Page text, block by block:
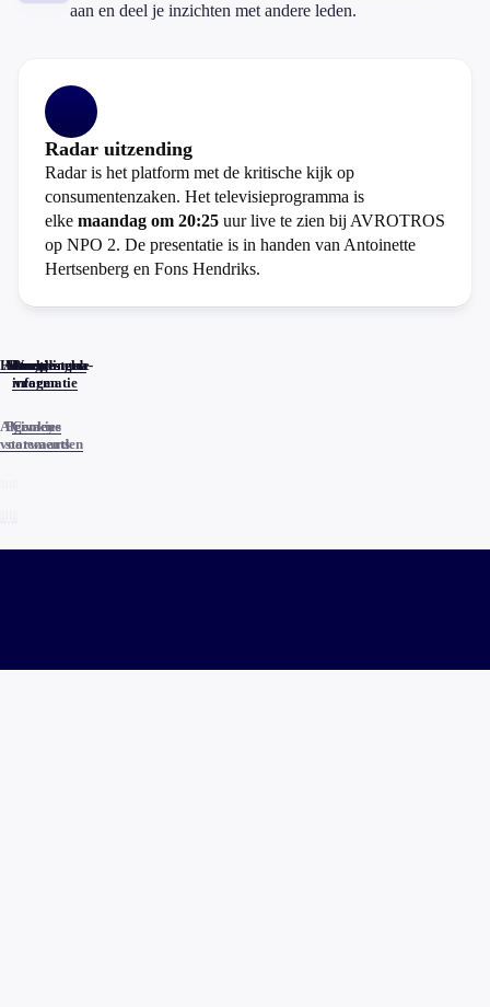
aan en deel je inzichten met andere leden.
Radar uitzending
Radar is het platform met de kritische kijk op
consumentenzaken. Het televisieprogramma is
elke maandag om 20:25 uur live te zien bij AVROTROS
op NPO 2. De presentatie is in handen van Antoinette
Hertsenberg en Fons Hendriks.
Home
Actueel
Uitzendingen
Reacties
Programma-
informatie
Veelgestelde
vragen
Algemene
voorwaarden
Privacy
statements
Cookies